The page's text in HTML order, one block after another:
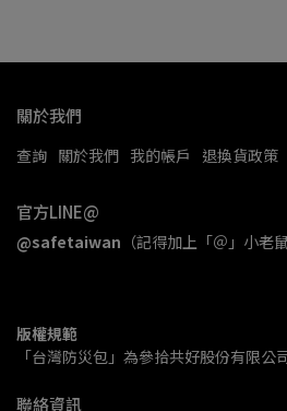
關於我們
查詢 關於我們 我的帳戶 退換貨政策
官方LINE@
@safetaiwan （記得加上「＠」小老
版權規範
「台灣防災包」為參拾共好股份有限公
聯絡資訊